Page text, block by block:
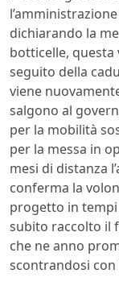
dichiarando la
botticelle, questa
seguito della
viene
salgono al
per la mobilità
per la messa in
mesi di distanza
conferma la
progetto in
subito raccolto il
che ne anno
scontrandosi